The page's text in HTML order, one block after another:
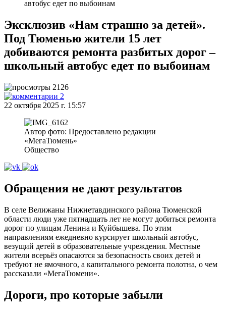
автобус едет по выбоинам
Эксклюзив «Нам страшно за детей».
Под Тюменью жители 15 лет
добиваются ремонта разбитых дорог –
школьный автобус едет по выбоинам
2126
2
22 октября 2025 г. 15:57
Автор фото: Предоставлено редакции
«МегаТюмень»
Общество
Обращения не дают результатов
В селе Велижаны Нижнетавдинского района Тюменской
области люди уже пятнадцать лет не могут добиться ремонта
дорог по улицам Ленина и Куйбышева. По этим
направлениям ежедневно курсирует школьный автобус,
везущий детей в образовательные учреждения. Местные
жители всерьёз опасаются за безопасность своих детей и
требуют не ямочного, а капитального ремонта полотна, о чем
рассказали «МегаТюмени».
Дороги, про которые забыли